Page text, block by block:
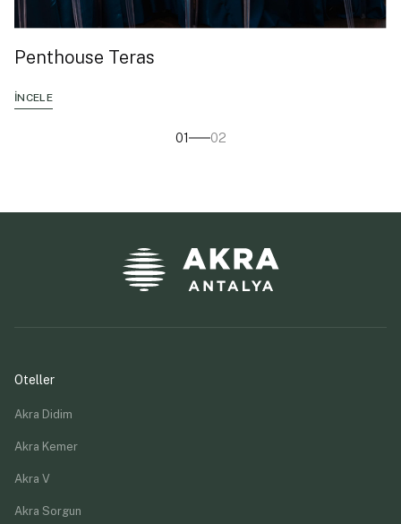
Penthouse Teras
İNCELE
01 02
Oteller
Akra Didim
Akra Kemer
Akra V
Akra Sorgun